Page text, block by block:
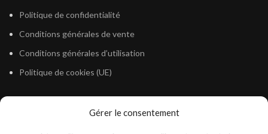
Gérer le consentement
Politique de confidentialité
Conditions générales de vente
Conditions générales d’utilisation
Politique de cookies (UE)